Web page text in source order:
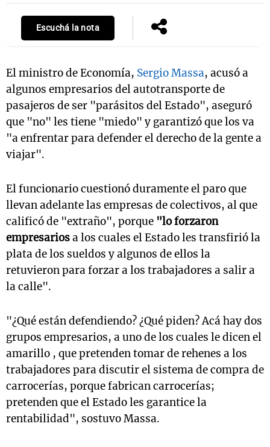
Escuchá la nota
El ministro de Economía, Sergio Massa, acusó a
algunos empresarios del autotransporte de
pasajeros de ser "parásitos del Estado", aseguró
que "no" les tiene "miedo" y garantizó que los va
"a enfrentar para defender el derecho de la gente a
viajar".
El funcionario cuestionó duramente el paro que
llevan adelante las empresas de colectivos, al que
calificó de "extraño", porque "lo forzaron
empresariosa los cuales el Estado les transfirió la
plata de los sueldos y algunos de ellos la
retuvieron para forzar a los trabajadores a salir a
la calle".
"¿Qué están defendiendo? ¿Qué piden? Acá hay dos
grupos empresarios, a uno de los cuales le dicen el
amarillo , que pretenden tomar de rehenes a los
trabajadores para discutir el sistema de compra de
carrocerías, porque fabrican carrocerías;
pretenden que el Estado les garantice la
rentabilidad", sostuvo Massa.